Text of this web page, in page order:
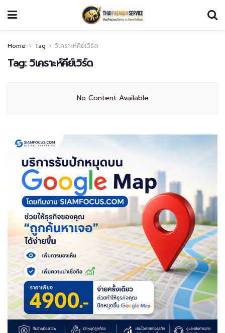
Home Tag วิเคราะห์คีย์เวิร์ด
Tag: วิเคราะห์คีย์เวิร์ด
No Content Available